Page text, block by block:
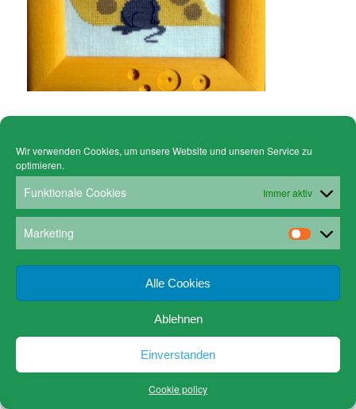
Wir verwenden Cookies, um unsere Website und unseren Service zu
optimieren.
Funktionale Cookies Immer aktiv
Marketing
Alle Cookies
Ablehnen
Einverstanden
Cookie policy
© Copyright - Gruen Stickgalerie -
www.gruen-kunstrahmungen.com Impressum / Kontakt
Email Versandkosten